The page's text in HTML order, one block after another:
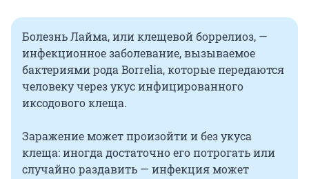
Болезнь Лайма, или клещевой боррелиоз, —
инфекционное заболевание, вызываемое
бактериями рода Borrelia, которые передаются
человеку через укус инфицированного
иксодового клеща.
Заражение может произойти и без укуса
клеща: иногда достаточно его потрогать или
случайно раздавить — инфекция может